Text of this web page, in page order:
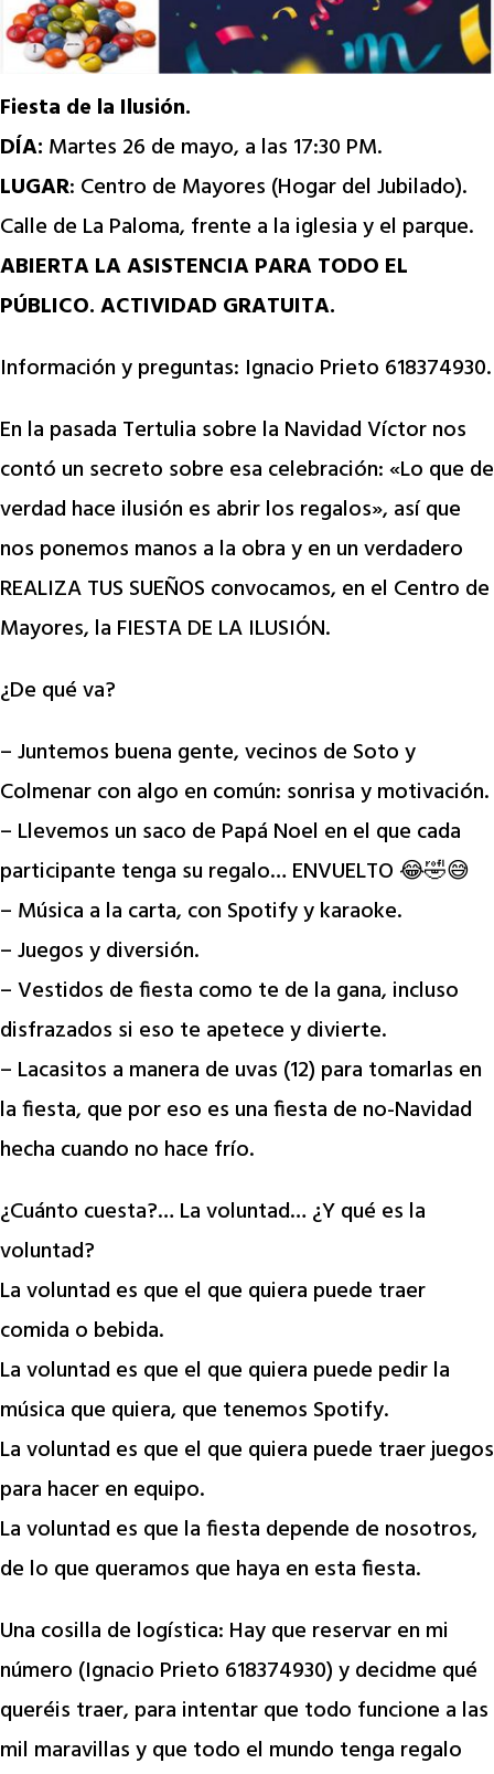
Fiesta de la Ilusión.
DÍA: Martes 26 de mayo, a las 17:30 PM.
LUGAR: Centro de Mayores (Hogar del Jubilado).
Calle de La Paloma, frente a la iglesia y el parque.
ABIERTA LA ASISTENCIA PARA TODO EL
PÚBLICO. ACTIVIDAD GRATUITA.
Información y preguntas: Ignacio Prieto 618374930.
En la pasada Tertulia sobre la Navidad Víctor nos
contó un secreto sobre esa celebración: «Lo que de
verdad hace ilusión es abrir los regalos», así que
nos ponemos manos a la obra y en un verdadero
REALIZA TUS SUEÑOS convocamos, en el Centro de
Mayores, la FIESTA DE LA ILUSIÓN.
¿De qué va?
– Juntemos buena gente, vecinos de Soto y
Colmenar con algo en común: sonrisa y motivación.
– Llevemos un saco de Papá Noel en el que cada
participante tenga su regalo… ENVUELTO 😂🤣😅
– Música a la carta, con Spotify y karaoke.
– ⁠Juegos y diversión.
– Vestidos de fiesta como te de la gana, incluso
disfrazados si eso te apetece y divierte.
– Lacasitos a manera de uvas (12) para tomarlas en
la fiesta, que por eso es una fiesta de no-Navidad
hecha cuando no hace frío.
¿Cuánto cuesta?… La voluntad… ¿Y qué es la
voluntad?
La voluntad es que el que quiera puede traer
comida o bebida.
La voluntad es que el que quiera puede pedir la
música que quiera, que tenemos Spotify.
La voluntad es que el que quiera puede traer juegos
para hacer en equipo.
La voluntad es que la fiesta depende de nosotros,
de lo que queramos que haya en esta fiesta.
Una cosilla de logística: Hay que reservar en mi
número (Ignacio Prieto 618374930) y decidme qué
queréis traer, para intentar que todo funcione a las
mil maravillas y que todo el mundo tenga regalo